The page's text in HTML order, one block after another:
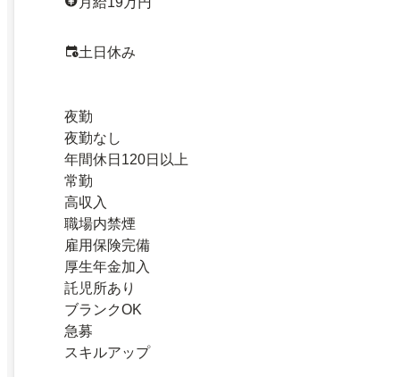
土日休み
夜勤
夜勤なし
年間休日120日以上
常勤
高収入
職場内禁煙
雇用保険完備
厚生年金加入
託児所あり
ブランクOK
急募
スキルアップ